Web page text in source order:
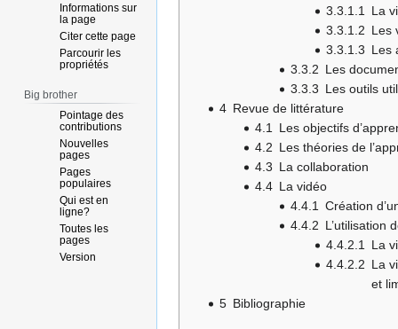
3.3.1.1 La
3.3.1.2 Les
3.3.1.3 Les
3.3.2 Les
3.3.3 Les outils
4 Revue de littérature
4.1 Les objectifs
4.2 Les théories de
4.3 La collaboration
4.4 La vidéo
4.4.1 Création
4.4.2 L’utilisation
4.4.2.1 La
4.4.2.2 La
et
5 Bibliographie
Informations sur
la page
Citer cette page
Parcourir les
propriétés
Big brother
Pointage des
contributions
Nouvelles
pages
Pages
populaires
Qui est en
ligne?
Toutes les
pages
Version